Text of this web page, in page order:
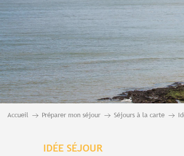
Accueil Préparer mon séjour Séjours à la carte
IDÉE SÉJOUR